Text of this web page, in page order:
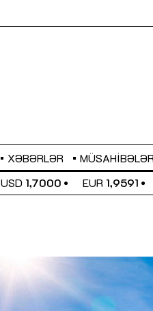
XƏBƏRLƏR MÜSAHIBƏLƏR
USD 1,7000 EUR 1,9591